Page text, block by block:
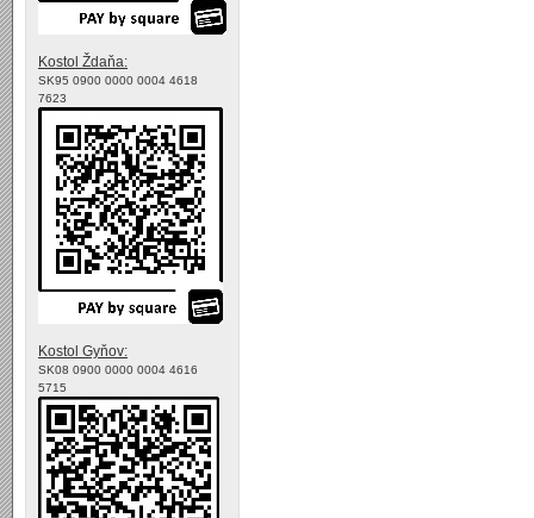
Kostol Ždaňa:
SK95 0900 0000 0004 4618
7623
Kostol Gyňov:
SK08 0900 0000 0004 4616
5715